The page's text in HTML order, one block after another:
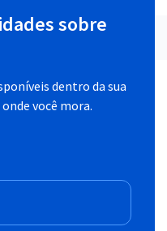
sobre
dentro da sua
você mora.